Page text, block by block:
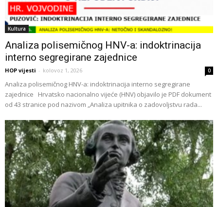
Kultura
Analiza polisemičnog HNV-a: indoktrinacija
interno segregirane zajednice
HOP vijesti - kolovoz 1, 2026 0
Analiza polisemičnog HNV-a: indoktrinacija interno segregirane
zajednice Hrvatsko nacionalno vijeće (HNV) objavilo je PDF dokument
od 43 stranice pod nazivom „Analiza upitnika o zadovoljstvu rada...